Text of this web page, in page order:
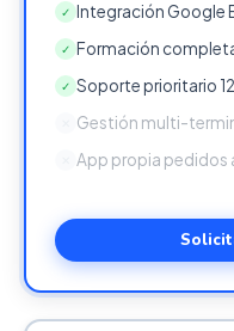
✓ Integración Google
✓ Formación
✓ Soporte prioritario
Gestión multi-
App propia pedidos